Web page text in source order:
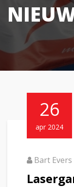
26
apr 2024
Bart Evers